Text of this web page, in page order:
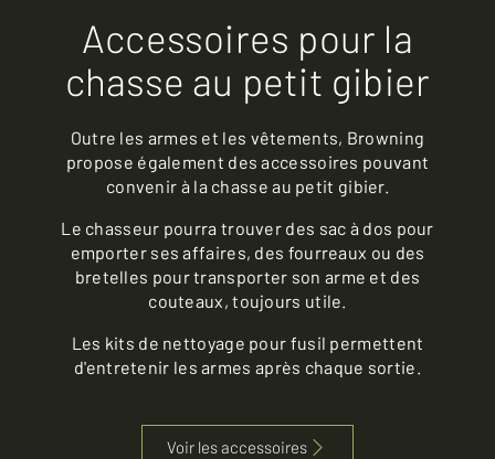
Accessoires pour la
chasse au petit gibier
Outre les armes et les vêtements, Browning
propose également des accessoires pouvant
convenir à la chasse au petit gibier.
Le chasseur pourra trouver des sac à dos pour
emporter ses affaires, des fourreaux ou des
bretelles pour transporter son arme et des
couteaux, toujours utile.
Les kits de nettoyage pour fusil permettent
d'entretenir les armes après chaque sortie.
Voir les accessoires